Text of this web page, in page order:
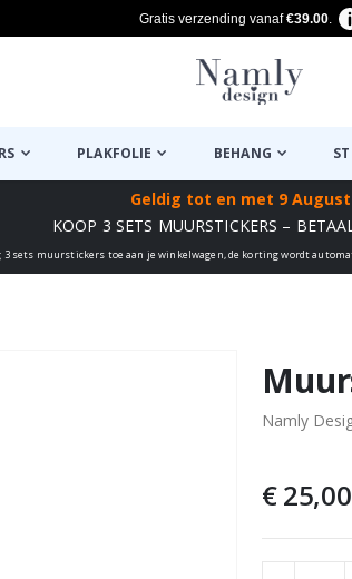
Gratis verzending vanaf€39.00.
PLAKFOLIE BEHANG
Geldig tot en met 9
KOOP 3 SETS MUURSTICKERS –
3 sets muurstickers toe aan je winkelwagen, de korting wordt
Namly
€ 25,00